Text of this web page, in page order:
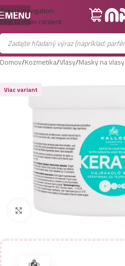
Skip to navigation
Skip to main content
MENU
Domov/Kozmetika/Vlasy/Masky na vlasy
Viac variant
Zobraziť väčší obrázok